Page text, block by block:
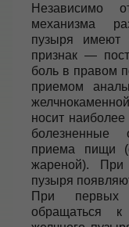
Независимо
механизма
пузыря имеют
признак —
боль в правом
приемом
носит
болезненные
приема пищи
жареной). При
пузыря
При первых
обращаться